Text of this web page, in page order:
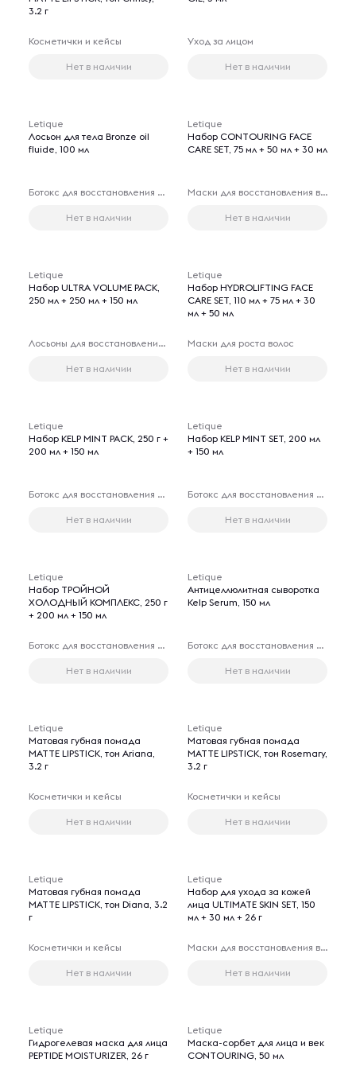
3.2 г
Косметички и кейсы
Нет в наличии
Уход за лицом
Нет в наличии
Letique
Лосьон для тела Bronze oil
fluide, 100 мл
Ботокс для восстановления волос
Нет в наличии
Letique
Набор CONTOURING FACE
CARE SET, 75 мл + 50 мл + 30 мл
Маски для восстановления волос
Нет в наличии
Letique
Набор ULTRA VOLUME PACK,
250 мл + 250 мл + 150 мл
Лосьоны для восстановления волос
Нет в наличии
Letique
Набор HYDROLIFTING FACE
CARE SET, 110 мл + 75 мл + 30
мл + 50 мл
Маски для роста волос
Нет в наличии
Letique
Набор KELP MINT PACK, 250 г +
200 мл + 150 мл
Ботокс для восстановления волос
Нет в наличии
Letique
Набор KELP MINT SET, 200 мл
+ 150 мл
Ботокс для восстановления волос
Нет в наличии
Letique
Набор ТРОЙНОЙ
ХОЛОДНЫЙ КОМПЛЕКС, 250 г
+ 200 мл + 150 мл
Ботокс для восстановления волос
Нет в наличии
Letique
Антицеллюлитная сыворотка
Kelp Serum, 150 мл
Ботокс для восстановления волос
Нет в наличии
Letique
Матовая губная помада
MATTE LIPSTICK, тон Ariana,
3.2 г
Косметички и кейсы
Нет в наличии
Letique
Матовая губная помада
MATTE LIPSTICK, тон Rosemary,
3.2 г
Косметички и кейсы
Нет в наличии
Letique
Матовая губная помада
MATTE LIPSTICK, тон Diana, 3.2
г
Косметички и кейсы
Нет в наличии
Letique
Набор для ухода за кожей
лица ULTIMATE SKIN SET, 150
мл + 30 мл + 26 г
Маски для восстановления волос
Нет в наличии
Letique
Гидрогелевая маска для лица
PEPTIDE MOISTURIZER, 26 г
Letique
Маска-сорбет для лица и век
CONTOURING, 50 мл